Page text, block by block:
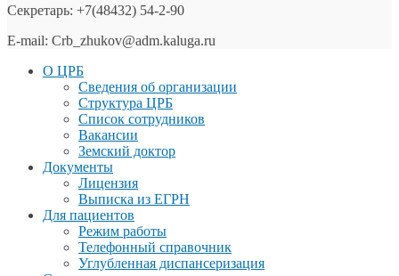
Секретарь: +7(48432) 54-2-90
E-mail: Crb_zhukov@adm.kaluga.ru
О ЦРБ
Сведения об организации
Структура ЦРБ
Список сотрудников
Вакансии
Земский доктор
Документы
Лицензия
Выписка из ЕГРН
Для пациентов
Режим работы
Телефонный справочник
Углубленная диспансеризация